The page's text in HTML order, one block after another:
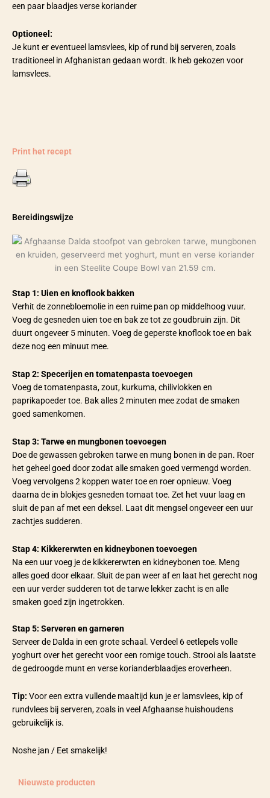
een paar blaadjes verse koriander
Optioneel:
Je kunt er eventueel lamsvlees, kip of rund bij serveren, zoals
traditioneel in Afghanistan gedaan wordt. Ik heb gekozen voor
lamsvlees.
Print het recept
Bereidingswijze
Stap 1: Uien en knoflook bakken
Verhit de zonnebloemolie in een ruime pan op middelhoog vuur.
Voeg de gesneden uien toe en bak ze tot ze goudbruin zijn. Dit
duurt ongeveer 5 minuten. Voeg de geperste knoflook toe en bak
deze nog een minuut mee.
Stap 2: Specerijen en tomatenpasta toevoegen
Voeg de tomatenpasta, zout, kurkuma, chilivlokken en
paprikapoeder toe. Bak alles 2 minuten mee zodat de smaken
goed samenkomen.
Stap 3: Tarwe en mungbonen toevoegen
Doe de gewassen gebroken tarwe en mung bonen in de pan. Roer
het geheel goed door zodat alle smaken goed vermengd worden.
Voeg vervolgens 2 koppen water toe en roer opnieuw. Voeg
daarna de in blokjes gesneden tomaat toe. Zet het vuur laag en
sluit de pan af met een deksel. Laat dit mengsel ongeveer een uur
zachtjes sudderen.
Stap 4: Kikkererwten en kidneybonen toevoegen
Na een uur voeg je de kikkererwten en kidneybonen toe. Meng
alles goed door elkaar. Sluit de pan weer af en laat het gerecht nog
een uur verder sudderen tot de tarwe lekker zacht is en alle
smaken goed zijn ingetrokken.
Stap 5: Serveren en garneren
Serveer de Dalda in een grote schaal. Verdeel 6 eetlepels volle
yoghurt over het gerecht voor een romige touch. Strooi als laatste
de gedroogde munt en verse korianderblaadjes eroverheen.
Tip: Voor een extra vullende maaltijd kun je er lamsvlees, kip of
rundvlees bij serveren, zoals in veel Afghaanse huishoudens
gebruikelijk is.
Noshe jan / Eet smakelijk!
Nieuwste producten